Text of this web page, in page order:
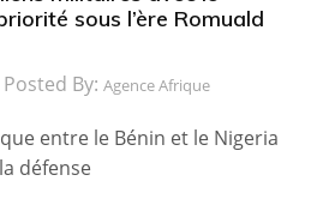
sous l’ère Romuald
Posted By: Agence Afrique
entre le Bénin et le Nigeria
défense